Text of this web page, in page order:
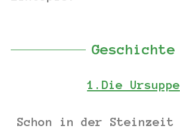
Geschichte
1.Die Ursuppe
Schon in der Steinzeit